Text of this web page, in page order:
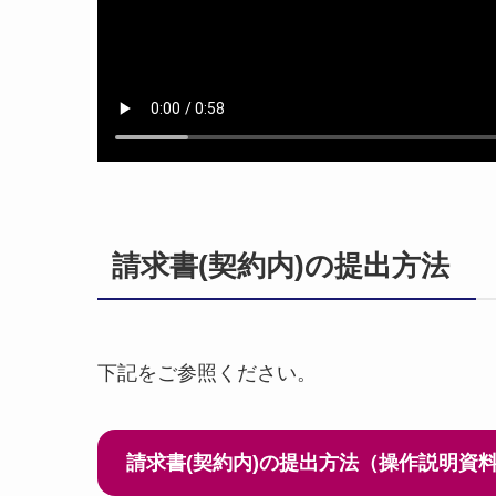
請求書(契約内)の提出方法
下記をご参照ください。
請求書(契約内)の提出方法（操作説明資